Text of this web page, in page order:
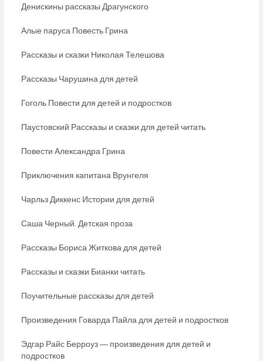
Денискины рассказы Драгунского
Алые паруса Повесть Грина
Рассказы и сказки Николая Телешова
Рассказы Чарушина для детей
Гоголь Повести для детей и подростков
Паустовский Рассказы и сказки для детей читать
Повести Александра Грина
Приключения капитана Врунгеля
Чарльз Диккенс Истории для детей
Саша Черный. Детская проза
Рассказы Бориса Житкова для детей
Рассказы и сказки Бианки читать
Поучительные рассказы для детей
Произведения Говарда Пайла для детей и подростков
Эдгар Райс Берроуз ― произведения для детей и
подростков